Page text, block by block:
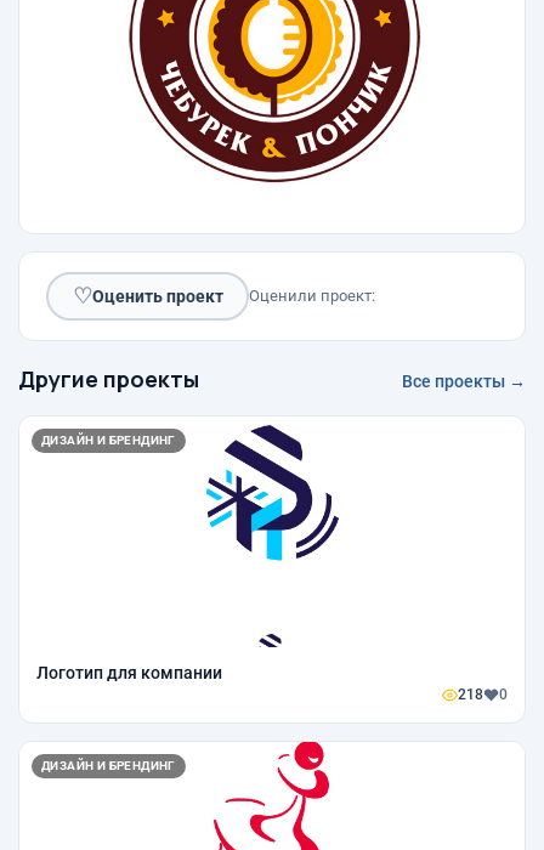
♡Оценить проект Оценили проект:
Другие проекты Все проекты →
ДИЗАЙН И БРЕНДИНГ
Логотип для компании
218 0
ДИЗАЙН И БРЕНДИНГ